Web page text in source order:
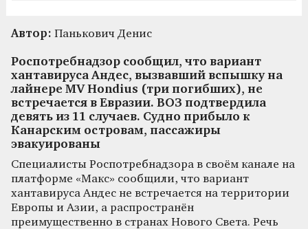
Автор: Панькович Денис
Роспотребнадзор сообщил, что вариант
хантавируса Андес, вызвавший вспышку на
лайнере MV Hondius (три погибших), не
встречается в Евразии. ВОЗ подтвердила
девять из 11 случаев. Судно прибыло к
Канарским островам, пассажиры
эвакуированы
Специалисты Роспотребнадзора в своём канале на
платформе «Макс» сообщили, что вариант
хантавируса Андес не встречается на территории
Европы и Азии, а распространён
преимущественно в странах Нового Света. Речь